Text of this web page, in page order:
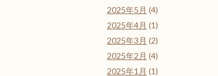
2025年5月 (4)
2025年4月 (1)
2025年3月 (2)
2025年2月 (4)
2025年1月 (1)